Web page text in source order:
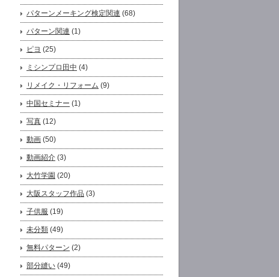
パターンメーキング検定関連 (68)
パターン関連 (1)
ピヨ (25)
ミシンプロ田中 (4)
リメイク・リフォーム (9)
中国セミナー (1)
写真 (12)
動画 (50)
動画紹介 (3)
大竹学園 (20)
大阪スタッフ作品 (3)
子供服 (19)
未分類 (49)
無料パターン (2)
部分縫い (49)